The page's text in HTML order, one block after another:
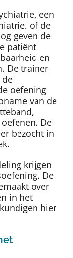
een
of de
geven de
patiënt
en
De trainer
de
oefening
van de
De
bezocht in
krijgen
De
over
in het
hier